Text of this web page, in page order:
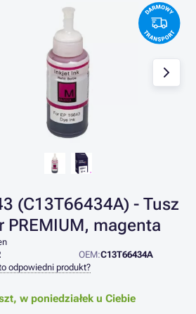
(C13T66434A) - Tusz
PREMIUM, magenta
OEM:C13T66434A
odpowiedni produkt?
w poniedziałek u Ciebie